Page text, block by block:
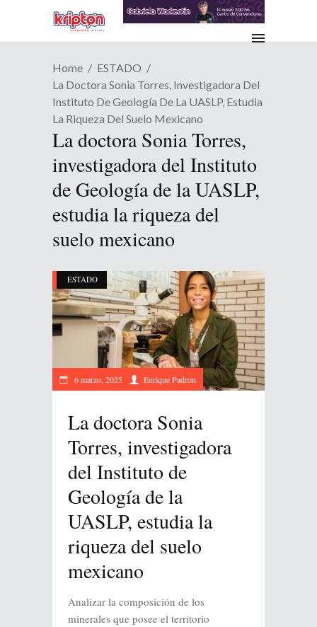
Home
ESTADO
La Doctora Sonia Torres, Investigadora Del
Instituto De Geología De La UASLP, Estudia
La Riqueza Del Suelo Mexicano
La doctora Sonia Torres,
investigadora del Instituto
de Geología de la UASLP,
estudia la riqueza del
suelo mexicano
ESTADO
6 marzo, 2025 Enrique Padron
La doctora Sonia
Torres, investigadora
del Instituto de
Geología de la
UASLP, estudia la
riqueza del suelo
mexicano
Analizar la composición de los
minerales que posee el territorio